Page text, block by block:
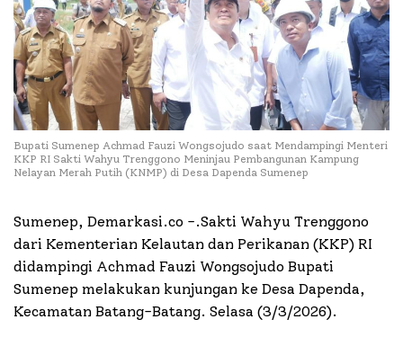
Bupati Sumenep Achmad Fauzi Wongsojudo saat Mendampingi Menteri
KKP RI Sakti Wahyu Trenggono Meninjau Pembangunan Kampung
Nelayan Merah Putih (KNMP) di Desa Dapenda Sumenep
Sumenep, Demarkasi.co -.Sakti Wahyu Trenggono
dari Kementerian Kelautan dan Perikanan (KKP) RI
didampingi Achmad Fauzi Wongsojudo Bupati
Sumenep melakukan kunjungan ke Desa Dapenda,
Kecamatan Batang-Batang. Selasa (3/3/2026).